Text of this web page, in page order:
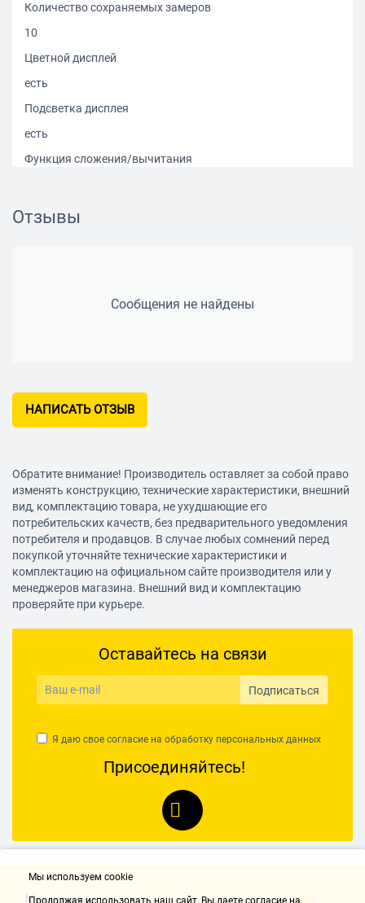
Количество сохраняемых замеров
10
Цветной дисплей
есть
Подсветка дисплея
есть
Функция сложения/вычитания
Функция расчета площади
Тип электропитания
нет
Количество батареек
2
Класс лазера
2
Длина волны
Отзывы
Сообщения не найдены
НАПИСАТЬ ОТЗЫВ
Обратите внимание! Производитель оставляет за собой право
изменять конструкцию, технические характеристики, внешний
вид, комплектацию товара, не ухудшающие его
потребительских качеств, без предварительного уведомления
потребителя и продавцов. В случае любых сомнений перед
покупкой уточняйте технические характеристики и
комплектацию на официальном сайте производителя или у
менеджеров магазина. Внешний вид и комплектацию
проверяйте при курьере.
Оставайтесь на связи
Подписаться
Я даю свое согласие на обработку персональных данных
Присоединяйтесь!
Мы используем cookie
Продолжая использовать наш cайт, Вы даете согласие на